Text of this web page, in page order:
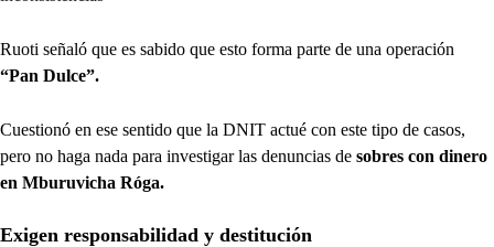
Ruoti señaló que es sabido que esto forma parte de una operación
“Pan Dulce”.
Cuestionó en ese sentido que la DNIT actué con este tipo de casos,
pero no haga nada para investigar las denuncias de sobres con dinero
en Mburuvicha Róga.
Exigen responsabilidad y destitución